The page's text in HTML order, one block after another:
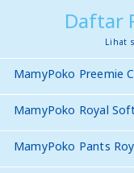
Daftar
Lihat
MamyPoko Preemie
MamyPoko Royal
MamyPoko Pants